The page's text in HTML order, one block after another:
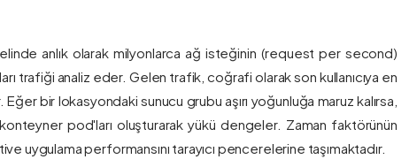
anlık olarak milyonlarca ağ isteğinin (request per second)
trafiği analiz eder. Gelen trafik, coğrafi olarak son kullanıcıya en
bir lokasyondaki sunucu grubu aşırı yoğunluğa maruz kalırsa,
pod'ları oluşturarak yükü dengeler. Zaman faktörünün
uygulama performansını tarayıcı pencerelerine taşımaktadır.